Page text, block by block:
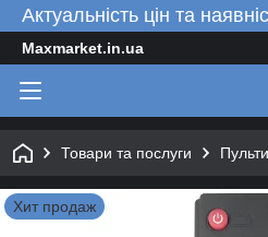
Актуальність цін та
Maxmarket.in.ua
Товари та послуги Пульти
Хит продаж